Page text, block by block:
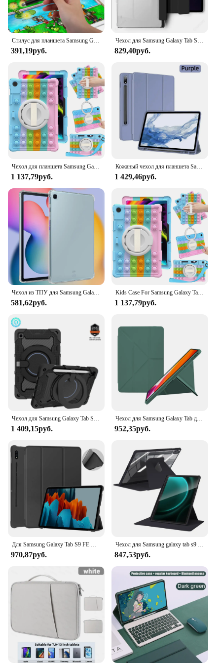
Стилус для планшета Samsung Galaxy Tab A8 10,5 X200 A7 T500 Tab A 10,1 дюйма T510 10,5 S6 lite 10,4 дюйма S7 S8 Plus
391,19руб.
Чехол для Samsung Galaxy Tab S6 Lite 10,4 дюйма A9 Plus 11 дюймов с держателем для ручек, чехол из искусственной кожи для Galaxy Tab A8 10,5 дюйма A9 8,7 дюйма, чехол
829,40руб.
Чехол для планшета Samsung Galaxy Tab A9 Plus A8 10,5 S6 Lite A7 10,4 S7 S8 S9 S9FE S5E S6 10,5 дюймов A7 Lite Fundas с пузырьками
1 137,79руб.
Кожаный чехол для планшета Samsung Galaxy Tab A9 Plus S9FE 10,9 дюйма S8/S7 11 дюймов S7+/S8+ 12,4 дюйма S6 Lite 10,4 дюйма S8 S9 Ultra 14,6 дюйма
1 429,46руб.
Чехол из ТПУ для Samsung Galaxy Tab S6 Lite 10,4, S7 S8 S9 11 10,9 12,4, A8 10,5, A7 10,4, A9 8,7, A9 Plus 11, противоударный чехол
581,62руб.
Kids Case For Samsung Galaxy Tab A9 Plus A8 10.5 S6 Lite A7 10.4 S7 S8 S9 S9FE S5E S6 10.5 A7 Lite Fundas Tablet Cover Bubble
1 137,79руб.
Чехол для Samsung Galaxy Tab S6 Lite 10,4 дюйма 2024 P620 A7 Lite 8,7 дюйма 2021 A8 10,5 дюйма Чехол для планшета Tab A7 10,4 дюйма Tab A 8.0 2019
1 409,15руб.
Чехол для Samsung Galaxy Tab для Samsung Tab A8 10,5 S6 Lite 10,4 S7 S8 S9 11 Чехол для S7 Plus S7 FE S8 Plus S9 Plus 12,4 Чехол
952,35руб.
Для Samsung Galaxy Tab S9 FE Чехол 11 дюймов для S6 lite Tab A9 A8 S9 и Plus FE Smart Auto Sleep Wake Function Силиконовый чехол для планшета
970,87руб.
Чехол для Samsung galaxy tab s9 для S9 FE S6 Lite Tab A9 A8 S9 Plus FE S7 S8 Для S7 S8 Plus S7 FE 12,4in S7 S8 11in Acrylic Cover
847,53руб.